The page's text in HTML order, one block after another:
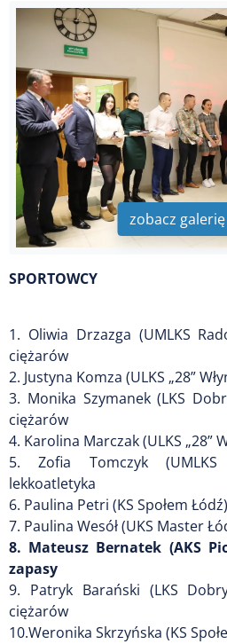
zobacz
SPORTOWCY
1. Oliwia Drzazga (UMLKS
ciężarów
2. Justyna Komza (ULKS „28”
3. Monika Szymanek (LKS
ciężarów
4. Karolina Marczak (ULKS „28”
5. Zofia Tomczyk
lekkoatletyka
6. Paulina Petri (KS Społem
7. Paulina Wesół (UKS Master
8. Mateusz Bernatek (AKS
zapasy
9. Patryk Barański (LKS
ciężarów
10.Weronika Skrzyńska (KS